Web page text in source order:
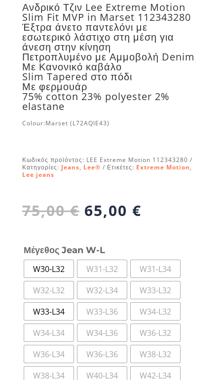
Ανδρικό Τζιν Lee Extreme Motion
Slim Fit MVP in Marset 112343280
Έξτρα άνετο παντελόνι με
εσωτερικό λάστιχο στη μέση για
άνεση στην κίνηση
Πετροπλυμένο με Αμμοβολή Denim
Με Κανονικό καβάλο
Slim Tapered στο πόδι
Με φερμουάρ
75% cotton 23% polyester 2%
elastane
Colour:Marset (L72AQIE43)
Κωδικός προϊόντος: LEE Extreme Motion 112343280
Κατηγορίες: Jeans, Lee® Ετικέτες: Extreme Motion,
Lee jeans
75,00€ Original
price
75,00 €.
65,00 €
είναι:
65,00 €.
Μέγεθος Jean W-L
W30-L32
W31-L32
W31-L34
W32-L32
W32-L34
W33-L32
W33-L34
W33-L36
W34-L32
W34-L34
W34-L36
W36-L32
W36-L34
W36-L36
W38-L32
W38-L34
W40-L34
W42-L34